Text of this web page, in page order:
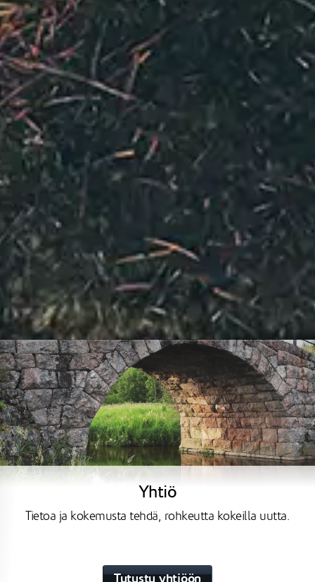
Tutustu yhtiöön
Yhtiö
Tietoa ja kokemusta tehdä, rohkeutta kokeilla uutta.